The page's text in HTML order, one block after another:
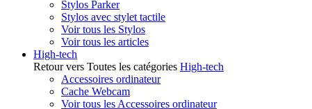
Stylos Parker
Stylos avec stylet tactile
Voir tous les Stylos
Voir tous les articles
High-tech
Retour vers Toutes les catégories High-tech
Accessoires ordinateur
Cache Webcam
Voir tous les Accessoires ordinateur